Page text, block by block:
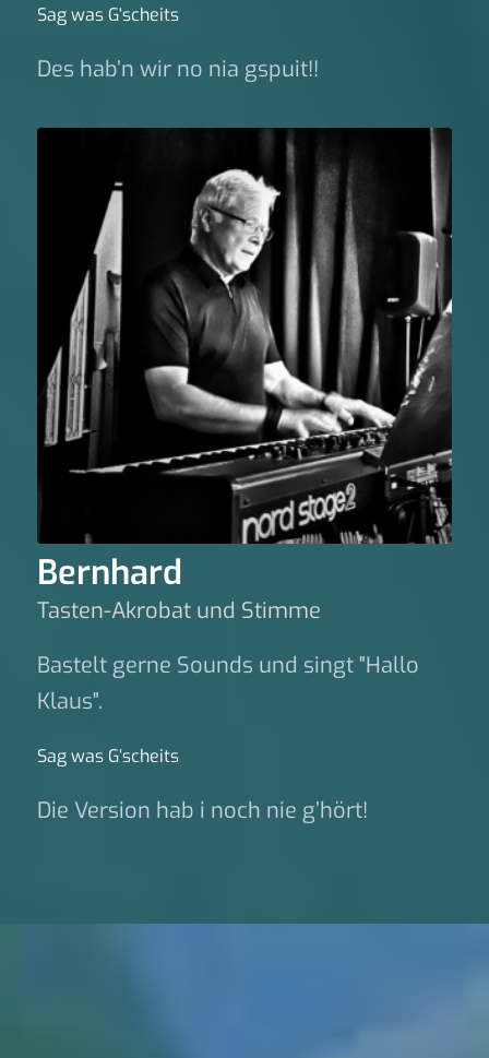
Sag was G‘scheits
Des hab’n wir no nia gspuit!!
Bernhard
Tasten-Akrobat und Stimme
Bastelt gerne Sounds und singt "Hallo
Klaus".
Sag was G‘scheits
Die Version hab i noch nie g’hört!